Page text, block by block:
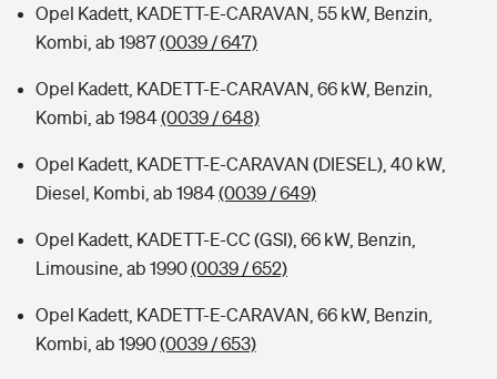
Opel Kadett, KADETT-E-CARAVAN, 55 kW, Benzin,
Kombi, ab 1987(0039 / 647)
Opel Kadett, KADETT-E-CARAVAN, 66 kW, Benzin,
Kombi, ab 1984(0039 / 648)
Opel Kadett, KADETT-E-CARAVAN (DIESEL), 40 kW,
Diesel, Kombi, ab 1984(0039 / 649)
Opel Kadett, KADETT-E-CC (GSI), 66 kW, Benzin,
Limousine, ab 1990(0039 / 652)
Opel Kadett, KADETT-E-CARAVAN, 66 kW, Benzin,
Kombi, ab 1990(0039 / 653)